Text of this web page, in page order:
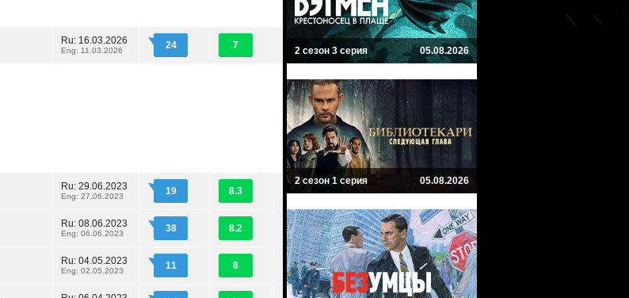
Ru: 16.03.2026
Eng: 11.03.2026 24 7
Ru: 29.06.2023
Eng: 27.06.2023 19 8.3
Ru: 08.06.2023
Eng: 06.06.2023 38 8.2
Ru: 04.05.2023
Eng: 02.05.2023 11 8
2 сезон 3 серия 05.08.2026
2 сезон 1 серия 05.08.2026